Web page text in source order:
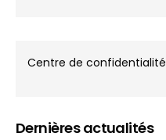
Centre de confidentialité
Dernières actualités